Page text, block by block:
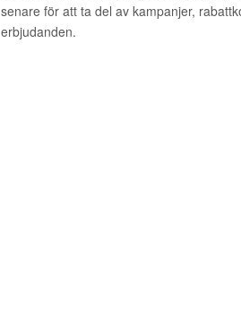
senare för att ta del av kampanjer,
erbjudanden.